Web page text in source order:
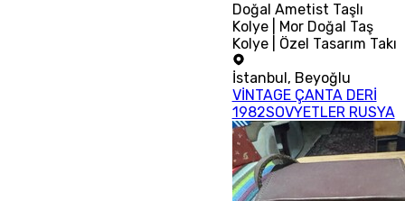
Doğal Ametist Taşlı
Kolye | Mor Doğal Taş
Kolye | Özel Tasarım Takı
İstanbul , Beyoğlu
VİNTAGE ÇANTA DERİ
1982SOVYETLER RUSYA